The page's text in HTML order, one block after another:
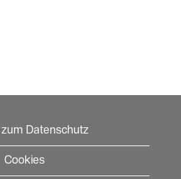
zum Datenschutz
Cookies